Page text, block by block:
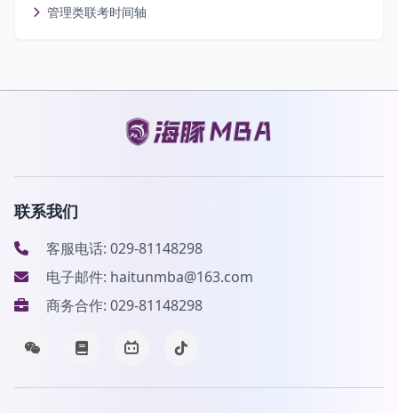
管理类联考时间轴
联系我们
客服电话: 029-81148298
电子邮件: haitunmba@163.com
商务合作: 029-81148298